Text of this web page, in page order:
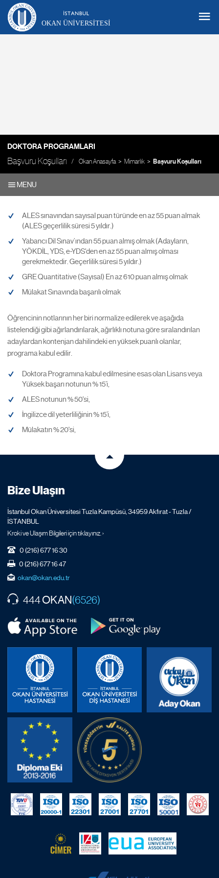
OKAN ÜNIVERSITESI
DOKTORA PROGRAMLARI
Başvuru Koşulları Okan Anasayfa Mimarlık Başvuru Koşulları
MENU
ALES sınavından sayısal puan türünde en az 55 puan almak
(ALES geçerlilik süresi 5 yıldır.)
Yabancı Dil Sınav’ından 55 puan almış olmak (Adayların,
YÖKDİL, YDS, e-YDS'den en az 55 puan almış olması
gerekmektedir. Geçerlilik süresi 5 yıldır.)
GRE Quantitative (Sayısal) En az 610 puan almış olmak
Mülakat Sınavında başarılı olmak
Öğrencinin notlarının her biri normalize edilerek ve aşağıda
listelendiği gibi ağırlandırılarak, ağırlıklı notuna göre sıralandırılan
adaylardan kontenjan dahilindeki en yüksek puanlı olanlar,
programa kabul edilir.
Doktora Programına kabul edilmesine esas olan Lisans veya
Yüksek başarı notunun % 15’i,
ALES notunun % 50'si,
İngilizce dil yeterliliğinin % 15’i,
Mülakatın % 20'si,
Bize Ulaşın
İstanbul Okan Üniversitesi Tuzla Kampüsü, 34959 Akfırat - Tuzla /
İSTANBUL
Kroki ve Ulaşım Bilgileri için tıklayınız. ›
0 (216) 677 16 30
0 (216) 677 16 47
okan@okan.edu.tr
444OKAN(6526)